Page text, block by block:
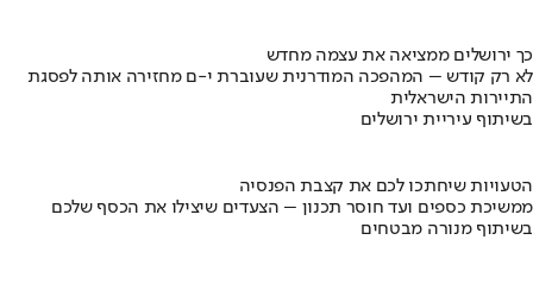
כך ירושלים ממציאה את עצמה מחדש
לא רק קודש – המהפכה המודרנית שעוברת י-ם מחזירה אותה לפסגת
התיירות הישראלית
בשיתוף עיריית ירושלים
הטעויות שיחתכו לכם את קצבת הפנסיה
ממשיכת כספים ועד חוסר תכנון – הצעדים שיצילו את הכסף שלכם
בשיתוף מנורה מבטחים